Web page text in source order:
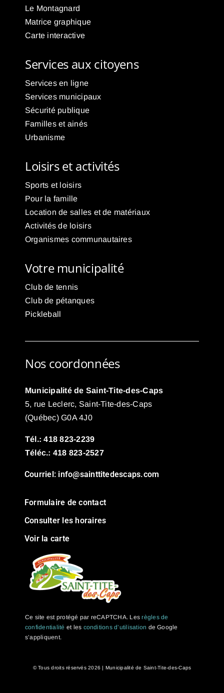
Le Montagnard
Matrice graphique
Carte interactive
Services aux citoyens
Services en ligne
Services municipaux
Sécurité publique
Familles et ainés
Urbanisme
Loisirs et activités
Sports et loisirs
Pour la famille
Location de salles et de matériaux
Activités de loisirs
Organismes communautaires
Votre municipalité
Club de tennis
Club de pétanques
Pickleball
Nos coordonnées
Municipalité de Saint-Tite-des-Caps
5, rue Leclerc, Saint-Tite-des-Caps
(Québec) G0A 4J0
Tél.: 418 823-2239
Téléc.: 418 823-2527
Courriel: info@sainttitedescaps.com
Formulaire de contact
Consulter les horaires
Voir la carte
Ce site est protégé par reCAPTCHA. Lesrègles de
confidentialité et les conditions d’utilisation de Google
s’appliquent.
© Tous droits réservés2026 | Municipalité de Saint-Tite-des-Caps